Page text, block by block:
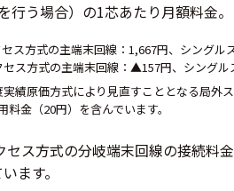
う場合）の1芯あたり月額料金。
ス方式の主端末回線：1,667円、シング
ス方式の主端末回線：▲157円、シングル
績原価方式により見直すこととなる局外
金（20円）を含んでいます。
ス方式の分岐端末回線の接続料
ます。